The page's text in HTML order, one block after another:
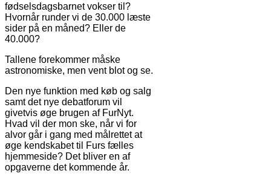
fødselsdagsbarnet vokser til?
Hvornår runder vi de 30.000 læste
sider på en måned? Eller de
40.000?
Tallene forekommer måske
astronomiske, men vent blot og se.
Den nye funktion med køb og salg
samt det nye debatforum vil
givetvis øge brugen af FurNyt.
Hvad vil der mon ske, når vi for
alvor går i gang med målrettet at
øge kendskabet til Furs fælles
hjemmeside? Det bliver en af
opgaverne det kommende år.